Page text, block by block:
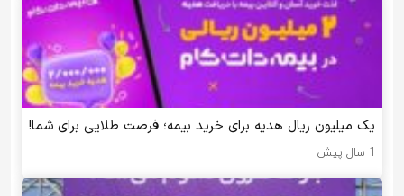
یک میلیون ریال هدیه برای خرید بیمه؛ فرصت طلایی برای شما!
1 سال پیش